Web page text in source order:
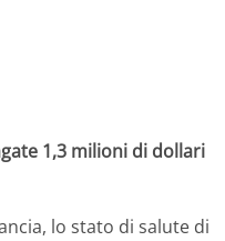
1,3 milioni di dollari
lo stato di salute di